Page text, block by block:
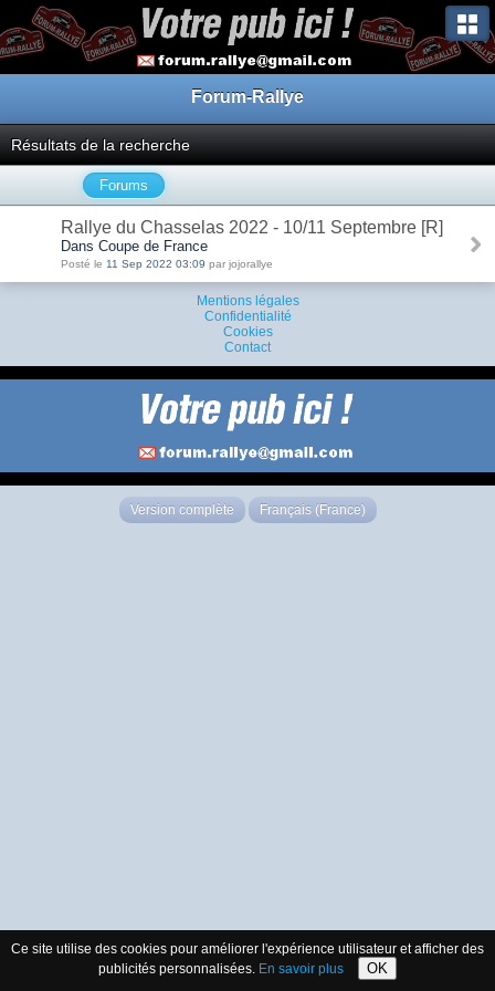
Forum-Rallye
Résultats de la recherche
Forums
Rallye du Chasselas 2022 - 10/11 Septembre [R]
Dans Coupe de France
Posté le 11 Sep 2022 03:09 par jojorallye
Mentions légales
Confidentialité
Cookies
Contact
Version complète Français (France)
Ce site utilise des cookies pour améliorer l'expérience utilisateur et afficher des
publicités personnalisées. En savoir plus OK